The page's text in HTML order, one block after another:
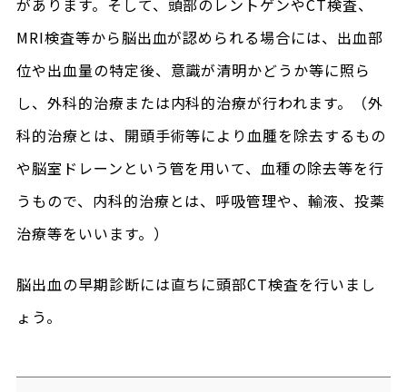
があります。そして、頭部のレントゲンやCT検査、
MRI検査等から脳出血が認められる場合には、出血部
位や出血量の特定後、意識が清明かどうか等に照ら
し、外科的治療または内科的治療が行われます。（外
科的治療とは、開頭手術等により血腫を除去するもの
や脳室ドレーンという管を用いて、血種の除去等を行
うもので、内科的治療とは、呼吸管理や、輸液、投薬
治療等をいいます。）
脳出血の早期診断には直ちに頭部CT検査を行いまし
ょう。